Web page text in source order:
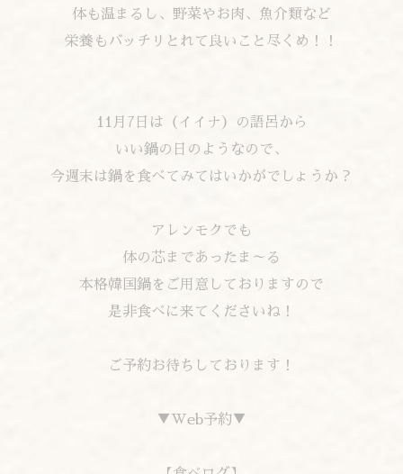
体も温まるし、野菜やお肉、魚介類など
栄養もバッチリとれて良いこと尽くめ！！
11月7日は（イイナ）の語呂から
いい鍋の日のようなので、
今週末は鍋を食べてみてはいかがでしょうか？
アレンモクでも
体の芯まであったま～る
本格韓国鍋をご用意しておりますので
是非食べに来てくださいね！
ご予約お待ちしております！
▼Web予約▼